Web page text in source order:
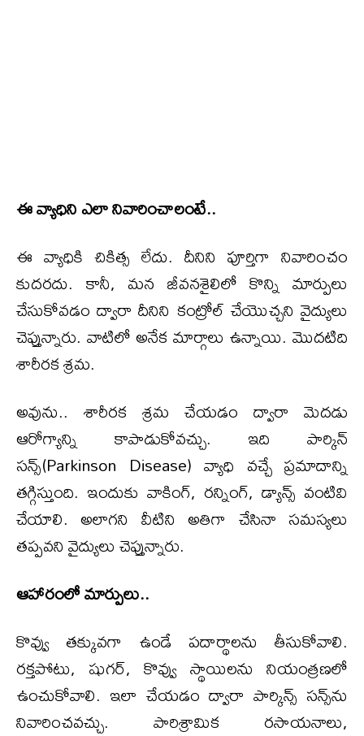
ఈ వ్యాధిని ఎలా నివారించాలంటే..
ఈ వ్యాధికి చికిత్స లేదు. దీనిని పూర్తిగా నివారించం
కుదరదు. కానీ, మన జీవనశైలిలో కొన్ని మార్పులు
చేసుకోవడం ద్వారా దీనిని కంట్రోల్ చేయొచ్చని వైద్యులు
చెప్తున్నారు. వాటిలో అనేక మార్గాలు ఉన్నాయి. మొదటిది
శారీరక శ్రమ.
అవును.. శారీరక శ్రమ చేయడం ద్వారా మెదడు
ఆరోగ్యాన్ని కాపాడుకోవచ్చు. ఇది పార్కిన్‌
సన్స్(Parkinson Disease) వ్యాధి వచ్చే ప్రమాదాన్ని
తగ్గిస్తుంది. ఇందుకు వాకింగ్, రన్నింగ్, డ్యాన్స్ వంటివి
చేయాలి. అలాగని వీటిని అతిగా చేసినా సమస్యలు
తప్పవని వైద్యులు చెప్తున్నారు.
ఆహారంలో మార్పులు..
కొవ్వు తక్కువగా ఉండే పదార్థాలను తీసుకోవాలి.
రక్తపోటు, షుగర్, కొవ్వు స్థాయిలను నియంత్రణలో
ఉంచుకోవాలి. ఇలా చేయడం ద్వారా పార్కిన్స్ సన్స్‌ను
నివారించవచ్చు. పారిశ్రామిక రసాయనాలు,